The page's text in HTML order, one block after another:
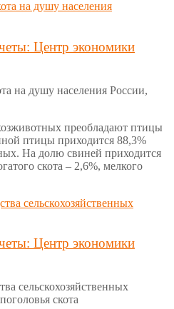
Центр экономики
на душу населения России,
преобладают птицы
птицы приходится 88,3%
На долю свиней приходится
скота – 2,6%, мелкого
Центр экономики
сельскохозяйственных
скота